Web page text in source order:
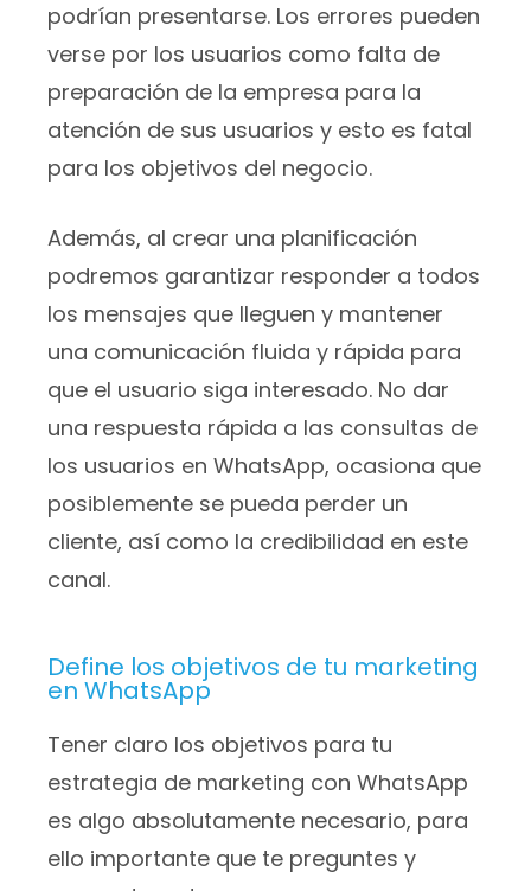
podrían presentarse. Los errores pueden
verse por los usuarios como falta de
preparación de la empresa para la
atención de sus usuarios y esto es fatal
para los objetivos del negocio.
Además, al crear una planificación
podremos garantizar responder a todos
los mensajes que lleguen y mantener
una comunicación fluida y rápida para
que el usuario siga interesado. No dar
una respuesta rápida a las consultas de
los usuarios en WhatsApp, ocasiona que
posiblemente se pueda perder un
cliente, así como la credibilidad en este
canal.
Define los objetivos de tu marketing
en WhatsApp
Tener claro los objetivos para tu
estrategia de marketing con WhatsApp
es algo absolutamente necesario, para
ello importante que te preguntes y